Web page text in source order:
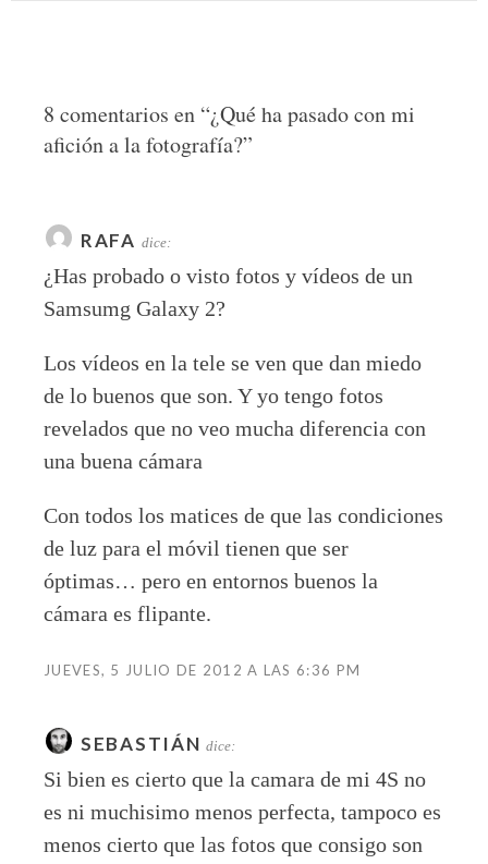
8 comentarios en “¿Qué ha pasado con mi
afición a la fotografía?”
RAFA dice:
¿Has probado o visto fotos y vídeos de un
Samsumg Galaxy 2?
Los vídeos en la tele se ven que dan miedo
de lo buenos que son. Y yo tengo fotos
revelados que no veo mucha diferencia con
una buena cámara
Con todos los matices de que las condiciones
de luz para el móvil tienen que ser
óptimas… pero en entornos buenos la
cámara es flipante.
JUEVES, 5 JULIO DE 2012 A LAS 6:36 PM
SEBASTIÁN dice:
Si bien es cierto que la camara de mi 4S no
es ni muchisimo menos perfecta, tampoco es
menos cierto que las fotos que consigo son